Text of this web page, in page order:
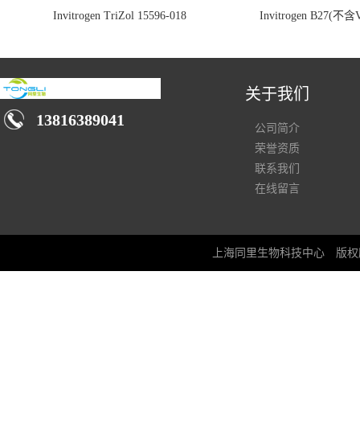
Invitrogen TriZol 15596-018 Invitrogen B27(不含
13816389041
关于我们
公司简介
荣誉资质
联系我们
在线留言
上海同里生物科技中心 版